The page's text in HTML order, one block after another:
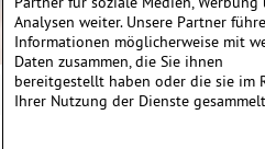
Analysen weiter. Unsere Partner
Informationen möglicherweise mit
Daten zusammen, die Sie ihnen
bereitgestellt haben oder die sie im
Ihrer Nutzung der Dienste